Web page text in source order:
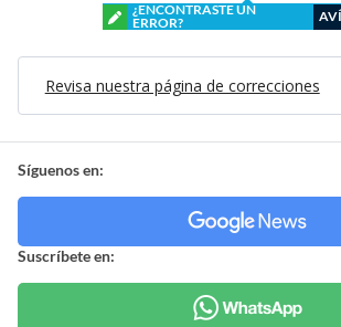
¿ENCONTRASTE UN
ERROR?
Revisa nuestra página de correcciones
Síguenos en:
Suscríbete en: